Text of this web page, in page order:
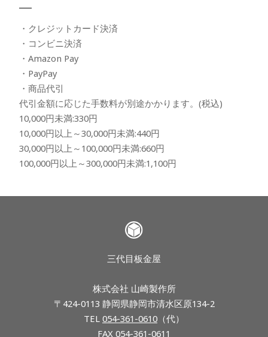
・クレジットカード決済
・コンビニ決済
・Amazon Pay
・PayPay
・商品代引
代引金額に応じた手数料が別途かかります。(税込)
10,000円未満:330円
10,000円以上～30,000円未満:440円
30,000円以上～100,000円未満:660円
100,000円以上～300,000円未満:1,100円
三代目板金屋
株式会社 山崎製作所
〒424-0113 静岡県静岡市清水区原134-2
TEL 054-361-0610 （代）
FAX 054-361-0611